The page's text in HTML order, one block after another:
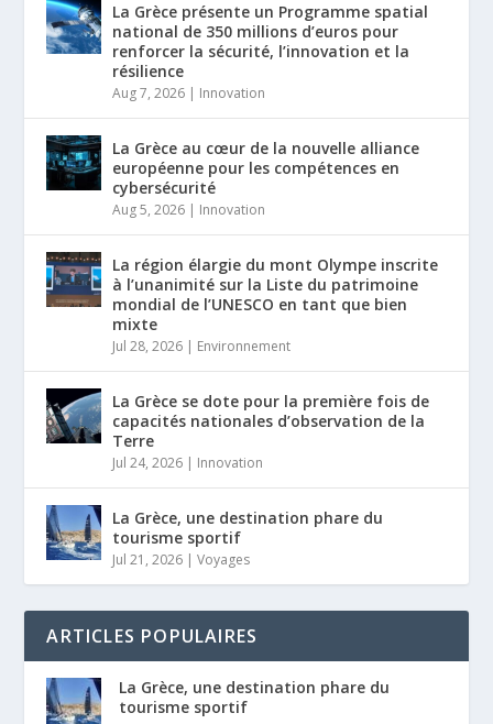
La Grèce présente un Programme spatial
national de 350 millions d’euros pour
renforcer la sécurité, l’innovation et la
résilience
Aug 7, 2026 | Innovation
La Grèce au cœur de la nouvelle alliance
européenne pour les compétences en
cybersécurité
Aug 5, 2026 | Innovation
La région élargie du mont Olympe inscrite
à l’unanimité sur la Liste du patrimoine
mondial de l’UNESCO en tant que bien
mixte
Jul 28, 2026 | Environnement
La Grèce se dote pour la première fois de
capacités nationales d’observation de la
Terre
Jul 24, 2026 | Innovation
La Grèce, une destination phare du
tourisme sportif
Jul 21, 2026 |Voyages
ARTICLES POPULAIRES
La Grèce, une destination phare du
tourisme sportif